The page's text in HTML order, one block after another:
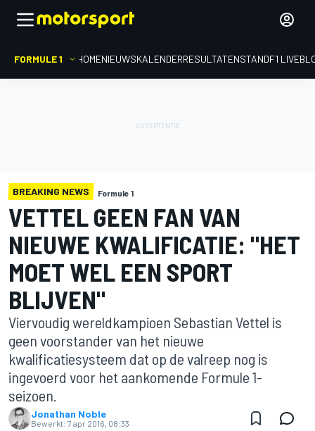
FORMULE 1 HOMENIEUWSKALENDERRESULTATENSTANDF1
BREAKING NEWS Formule 1
VETTEL GEEN FAN VAN
NIEUWE KWALIFICATIE: "HET
MOET WEL EEN SPORT
BLIJVEN"
Viervoudig wereldkampioen Sebastian Vettel is
geen voorstander van het nieuwe
kwalificatiesysteem dat op de valreep nog is
ingevoerd voor het aankomende Formule 1-
seizoen.
Jonathan Noble
Bewerkt: 7 apr 2016, 08:33